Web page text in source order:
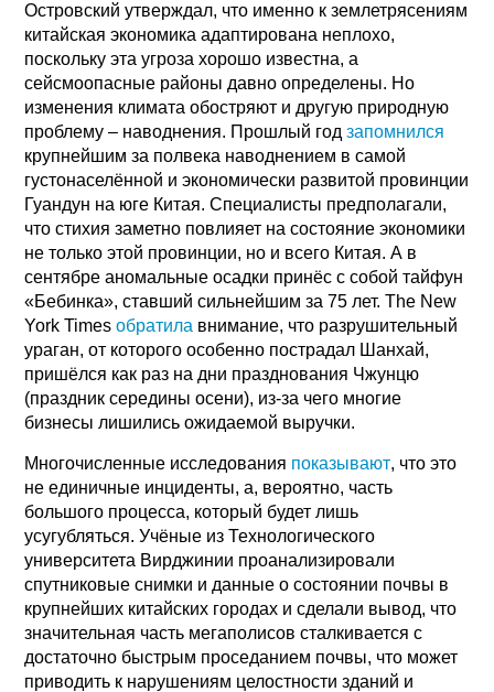
Островский утверждал, что именно к землетрясениям
китайская экономика адаптирована неплохо,
поскольку эта угроза хорошо известна, а
сейсмоопасные районы давно определены. Но
изменения климата обостряют и другую природную
проблему – наводнения. Прошлый годзапомнился
крупнейшим за полвека наводнением в самой
густонаселённой и экономически развитой провинции
Гуандун на юге Китая. Специалисты предполагали,
что стихия заметно повлияет на состояние экономики
не только этой провинции, но и всего Китая. А в
сентябре аномальные осадки принёс с собой тайфун
«Бебинка», ставший сильнейшим за 75 лет. The New
York Timesобратила внимание, что разрушительный
ураган, от которого особенно пострадал Шанхай,
пришёлся как раз на дни празднования Чжунцю
(праздник середины осени), из-за чего многие
бизнесы лишились ожидаемой выручки.
Многочисленные исследования показывают, что это
не единичные инциденты, а, вероятно, часть
большого процесса, который будет лишь
усугубляться. Учёные из Технологического
университета Вирджинии проанализировали
спутниковые снимки и данные о состоянии почвы в
крупнейших китайских городах и сделали вывод, что
значительная часть мегаполисов сталкивается с
достаточно быстрым проседанием почвы, что может
приводить к нарушениям целостности зданий и